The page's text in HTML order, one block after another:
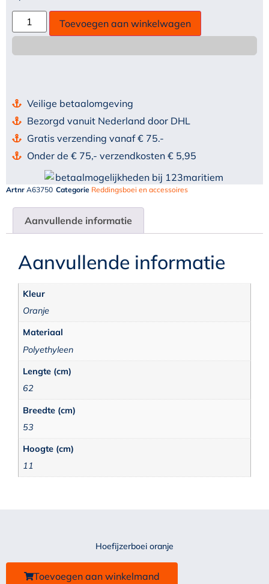
Toevoegen aan winkelwagen
Veilige betaalomgeving
Bezorgd vanuit Nederland door DHL
Gratis verzending vanaf € 75.-
Onder de € 75,- verzendkosten € 5,95
Artnr A63750 Categorie Reddingsboei en accessoires
Aanvullende informatie
Aanvullende informatie
Kleur
Oranje
Materiaal
Polyethyleen
Lengte (cm)
62
Breedte (cm)
53
Hoogte (cm)
11
Hoefijzerboei oranje
Toevoegen aan winkelmand